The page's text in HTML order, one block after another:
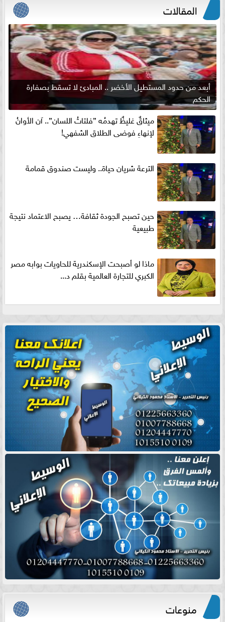
المقالات
أبعد من حدود المستطيل الأخضر .. المبادئ لا تسقط بصفارة
الحكم
ميثاقٌ غليظٌ تهدمُه ”فلتاتُ اللسان”.. آن الأوانُ
لإنهاءِ فوضى الطلاق الشفهي!
الترعة شريان حياة.. وليست صندوق قمامة
حين تصبح الجودة ثقافة… يصبح الاعتماد نتيجة
طبيعية
ماذا لو أصبحت الإسكندرية للحاويات بوابه مصر
الكبري للتجارة العالمية بقلم د...
منوعات